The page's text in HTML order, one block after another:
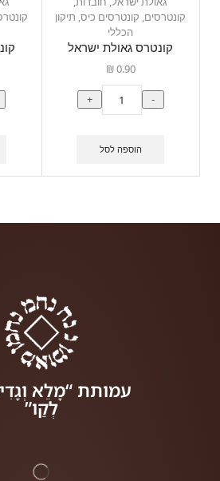
קונטרסים קונטרסים כיס, תיקון
הכללי
קונטרס גאולת ישראל
₪0.90
-
+
הוספה לסל
עמותת “מָלֵא
לְקַו”